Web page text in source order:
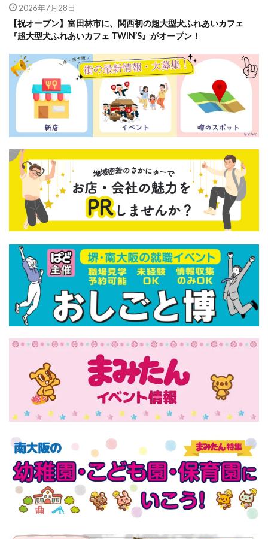
2026年7月28日
【祝オープン】富田林市に、関西初の超大型犬ふれあいカフェ
『超大型犬ふれあいカフェ TWIN’S』がオープン！